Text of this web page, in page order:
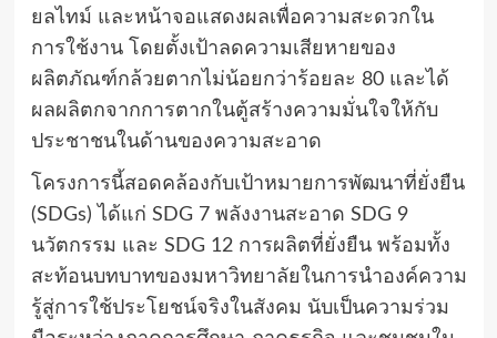
ยลไทม์ และหน้าจอแสดงผลเพื่อความสะดวกใน
การใช้งาน โดยตั้งเป้าลดความเสียหายของ
ผลิตภัณฑ์กล้วยตากไม่น้อยกว่าร้อยละ 80 และได้
ผลผลิตกจากการตากในตู้สร้างความมั่นใจให้กับ
ประชาชนในด้านของความสะอาด
โครงการนี้สอดคล้องกับเป้าหมายการพัฒนาที่ยั่งยืน
(SDGs) ได้แก่ SDG 7 พลังงานสะอาด SDG 9
นวัตกรรม และ SDG 12 การผลิตที่ยั่งยืน พร้อมทั้ง
สะท้อนบทบาทของมหาวิทยาลัยในการนำองค์ความ
รู้สู่การใช้ประโยชน์จริงในสังคม นับเป็นความร่วม